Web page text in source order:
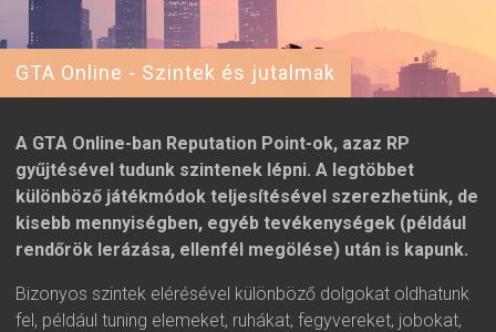
GTA Online - Szintek és jutalmak
A GTA Online-ban Reputation Point-ok, azaz RP
gyűjtésével tudunk szintenek lépni. A legtöbbet
különböző játékmódok teljesítésével szerezhetünk, de
kisebb mennyiségben, egyéb tevékenységek (például
rendőrök lerázása, ellenfél megölése) után is kapunk.
Bizonyos szintek elérésével különböző dolgokat oldhatunk
fel, például tuning elemeket, ruhákat, fegyvereket, jobokat,